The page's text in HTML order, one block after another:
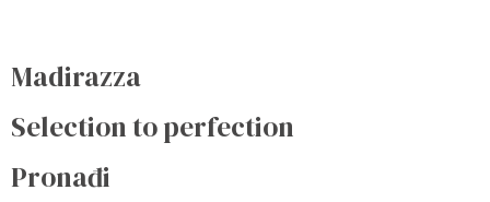
‘’Madirazzom’’.
Madirazza
Selection to perfection
Pronađi